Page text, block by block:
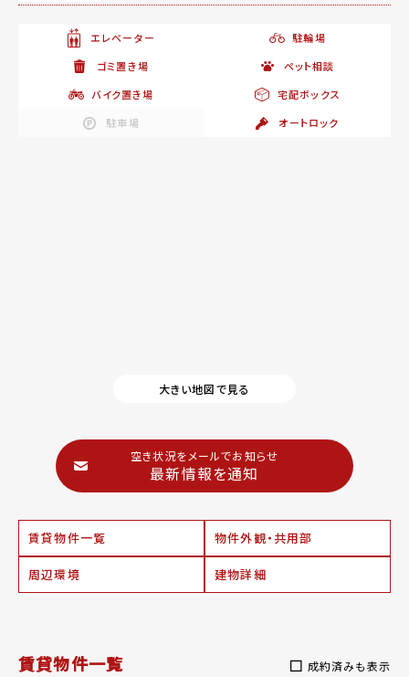
エレベーター
駐輪場
ゴミ置き場
ペット相談
バイク置き場
宅配ボックス
駐車場
オートロック
大きい地図で見る
空き状況をメールでお知らせ
最新情報を通知
賃貸物件一覧 物件外観・共用部
周辺環境 建物詳細
賃貸物件一覧 成約済みも表示